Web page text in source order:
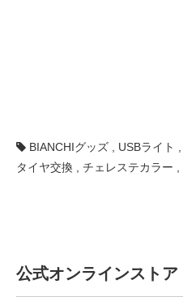
BIANCHIグッズ USBライト
タイヤ交換
チェレステカラー
公式オンラインストア